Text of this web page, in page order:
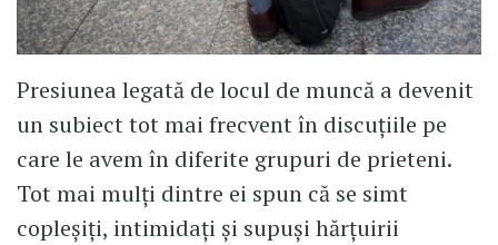
Presiunea legată de locul de muncă a devenit
un subiect tot mai frecvent în discuțiile pe
care le avem în diferite grupuri de prieteni.
Tot mai mulți dintre ei spun că se simt
copleșiți, intimidați și supuși hărțuirii